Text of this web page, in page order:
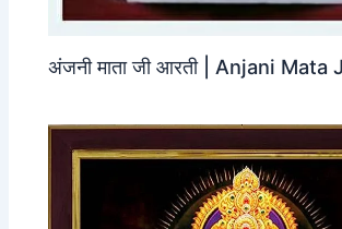
अंजनी माता जी आरती | Anjani Mata